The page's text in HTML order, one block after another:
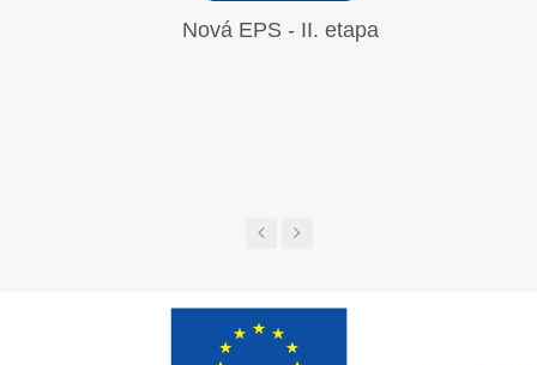
Nová EPS - II. etapa